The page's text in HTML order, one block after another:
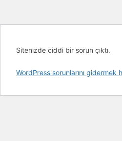
Sitenizde ciddi bir sorun çıktı.
WordPress sorunlarını gidermek